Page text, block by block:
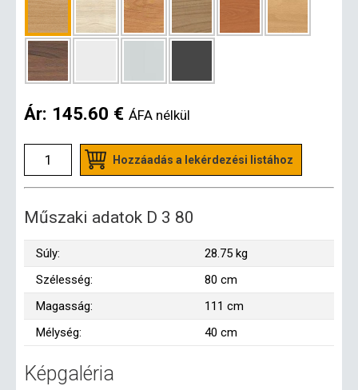
Ár: 145.60 € ÁFA nélkül
Hozzáadás a lekérdezési listához
Műszaki adatok D 3 80
Súly:
28.75 kg
Szélesség:
80 cm
Magasság:
111 cm
Mélység:
40 cm
Képgaléria